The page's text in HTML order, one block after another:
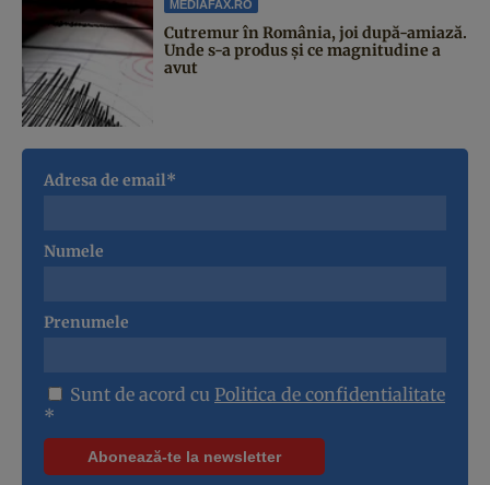
MEDIAFAX.RO
Cutremur în România, joi după-amiază.
Unde s-a produs și ce magnitudine a
avut
Adresa de email*
Numele
Prenumele
Sunt de acord cu Politica de confidentialitate
*